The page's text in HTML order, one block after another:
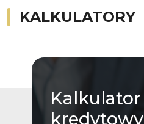
KALKULATORY
Kalkulator
kredytowy